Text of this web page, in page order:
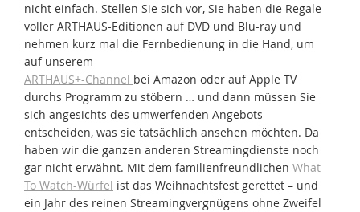
nicht einfach. Stellen Sie sich vor, Sie haben die Regale
voller ARTHAUS-Editionen auf DVD und Blu-ray und
nehmen kurz mal die Fernbedienung in die Hand, um
auf unserem
ARTHAUS+-Channel bei Amazon oder auf Apple TV
durchs Programm zu stöbern … und dann müssen Sie
sich angesichts des umwerfenden Angebots
entscheiden, was sie tatsächlich ansehen möchten. Da
haben wir die ganzen anderen Streamingdienste noch
gar nicht erwähnt. Mit dem familienfreundlichen What
To Watch-Würfel ist das Weihnachtsfest gerettet – und
ein Jahr des reinen Streamingvergnügens ohne Zweifel